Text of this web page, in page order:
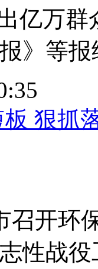
亿万
》等报
狠抓
召开环
性战